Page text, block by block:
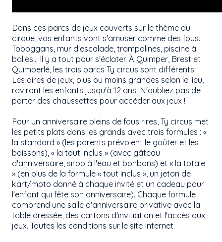
Dans ces parcs de jeux couverts sur le thème du
cirque, vos enfants vont s'amuser comme des fous.
Toboggans, mur d'escalade, trampolines, piscine à
balles… Il y a tout pour s'éclater. À Quimper, Brest et
Quimperlé, les trois parcs Ty circus sont différents.
Les aires de jeux, plus ou moins grandes selon le lieu,
raviront les enfants jusqu'à 12 ans. N'oubliez pas de
porter des chaussettes pour accéder aux jeux !
Pour un anniversaire pleins de fous rires, Ty circus met
les petits plats dans les grands avec trois formules : «
la standard » (les parents prévoient le goûter et les
boissons), « la tout inclus » (avec gâteau
d'anniversaire, sirop à l'eau et bonbons) et « la totale
» (en plus de la formule « tout inclus », un jeton de
kart/moto donné à chaque invité et un cadeau pour
l'enfant qui fête son anniversaire). Chaque formule
comprend une salle d'anniversaire privative avec la
table dressée, des cartons d'invitiation et l'accès aux
jeux. Toutes les conditions sur le site Internet.